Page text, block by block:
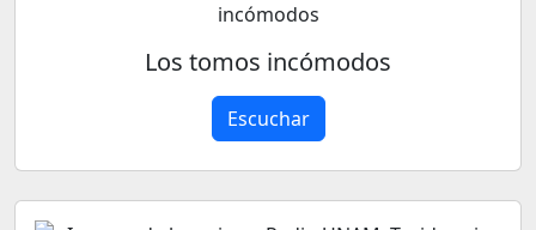
Los tomos incómodos
Escuchar